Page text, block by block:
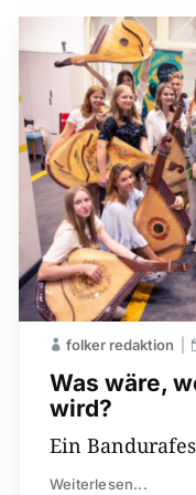
Was wäre,
wird?
folker redaktion
Ein
Weiterlesen...